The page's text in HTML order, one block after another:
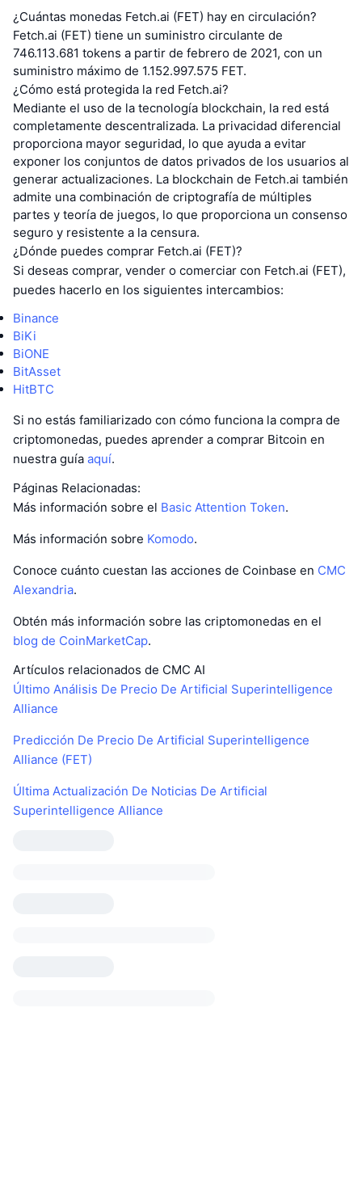
¿Cuántas monedas Fetch.ai (FET) hay en circulación?
Fetch.ai (FET) tiene un suministro circulante de
746.113.681 tokens a partir de febrero de 2021, con un
suministro máximo de 1.152.997.575 FET.
¿Cómo está protegida la red Fetch.ai?
Mediante el uso de la tecnología blockchain, la red está
completamente descentralizada. La privacidad diferencial
proporciona mayor seguridad, lo que ayuda a evitar
exponer los conjuntos de datos privados de los usuarios al
generar actualizaciones. La blockchain de Fetch.ai también
admite una combinación de criptografía de múltiples
partes y teoría de juegos, lo que proporciona un consenso
seguro y resistente a la censura.
¿Dónde puedes comprar Fetch.ai (FET)?
Si deseas comprar, vender o comerciar con Fetch.ai (FET),
puedes hacerlo en los siguientes intercambios:
Binance
BiKi
BiONE
BitAsset
HitBTC
Si no estás familiarizado con cómo funciona la compra de
criptomonedas, puedes aprender a comprar Bitcoin en
nuestra guía aquí.
Páginas Relacionadas:
Más información sobre el Basic Attention Token.
Más información sobre Komodo.
Conoce cuánto cuestan las acciones de Coinbase en CMC
Alexandria.
Obtén más información sobre las criptomonedas en el
blog de CoinMarketCap.
Artículos relacionados de CMC AI
Último Análisis De Precio De Artificial Superintelligence
Alliance
Predicción De Precio De Artificial Superintelligence
Alliance (FET)
Última Actualización De Noticias De Artificial
Superintelligence Alliance